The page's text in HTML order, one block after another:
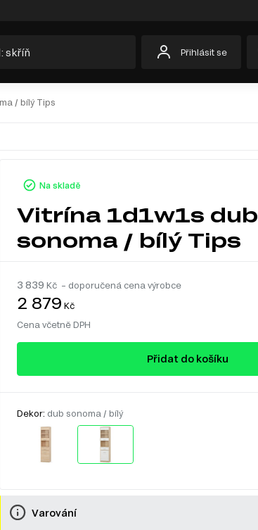
Přihlásit se
/ bílý Tips
Na skladě
Vitrína 1d1w1s dub
sonoma / bílý Tips
3 839 Kč – doporučená cena výrobce
2 879 Kč
Cena včetně DPH
Přidat do košíku
Dekor: dub sonoma / bílý
Varování